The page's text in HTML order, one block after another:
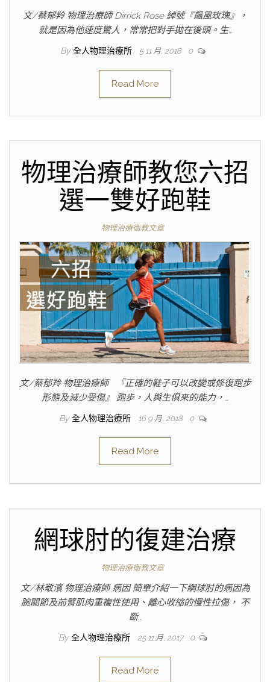
文/蔡郁羚 物理治療師 Dirrick Rose 綽號『飆風玫瑰』，
就是因為他速度驚人，常常把對手拋在後頭。生…
By 全人物理治療所 5 11 月, 2018 0
Read More
物理治療師教您六招
選一雙好跑鞋
物理治療衛教文章
文/蔡郁羚 物理治療師 『正確的鞋子可以改變或修復跑步
形態及減少受傷』 跑步，人與生俱來的能力，…
By 全人物理治療所 16 9 月, 2018 0
Read More
網球肘的復建治療
物理治療衛教文章
文/林敬濱 物理治療師 病因 簡單介紹一下網球肘的病因為
腕關節及前臂肌肉重複性使用、離心收縮的慢性拉傷， 不
斷…
By 全人物理治療所 25 11 月, 2017 0
Read More